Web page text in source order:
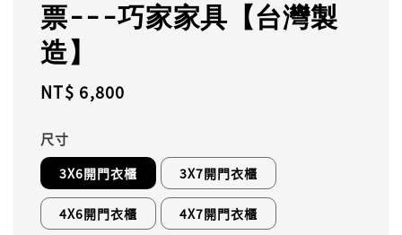
票---巧家家具【台灣製
造】
Regular
NT$ 6,800
尺寸
3X6開門衣櫃 3X7開門衣櫃
4X6開門衣櫃 4X7開門衣櫃